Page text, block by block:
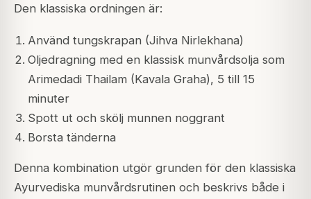
Den klassiska ordningen är:
Använd tungskrapan (Jihva Nirlekhana)
Oljedragning med en klassisk munvårdsolja som
Arimedadi Thailam (Kavala Graha), 5 till 15
minuter
Spott ut och skölj munnen noggrant
Borsta tänderna
Denna kombination utgör grunden för den klassiska
Ayurvediska munvårdsrutinen och beskrivs både i